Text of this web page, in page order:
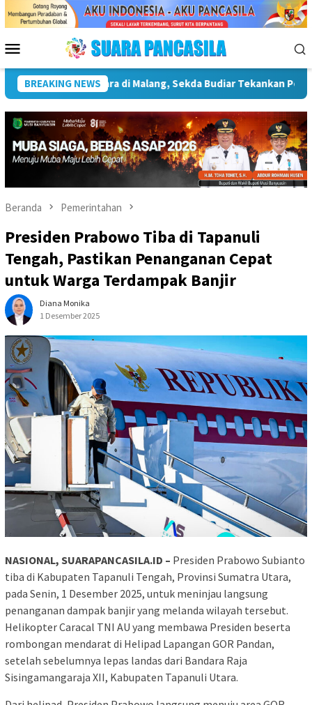
Menu
Mobile
BREAKING NEWS
Kebudayaan Wakil Wali Kota Lepas Lomba
Beranda Pemerintahan
Presiden Prabowo Tiba di Tapanuli
Tengah, Pastikan Penanganan Cepat
untuk Warga Terdampak Banjir
Diana Monika
1 Desember 2025
NASIONAL, SUARAPANCASILA.ID – Presiden Prabowo Subianto
tiba di Kabupaten Tapanuli Tengah, Provinsi Sumatra Utara,
pada Senin, 1 Desember 2025, untuk meninjau langsung
penanganan dampak banjir yang melanda wilayah tersebut.
Helikopter Caracal TNI AU yang membawa Presiden beserta
rombongan mendarat di Helipad Lapangan GOR Pandan,
setelah sebelumnya lepas landas dari Bandara Raja
Sisingamangaraja XII, Kabupaten Tapanuli Utara.